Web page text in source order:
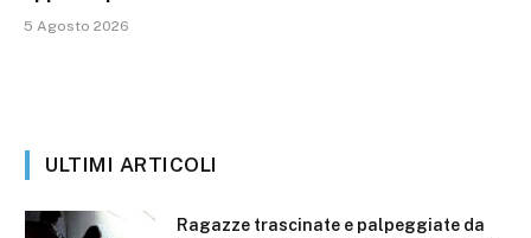
5 Agosto 2026
ULTIMI ARTICOLI
Ragazze trascinate e palpeggiate da